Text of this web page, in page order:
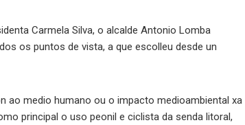
Carmela Silva, o alcalde Antonio Lomba
os puntos de vista, a que escolleu desde un
medio humano ou o impacto medioambiental xa
principal o uso peonil e ciclista da senda litoral,